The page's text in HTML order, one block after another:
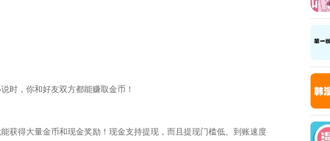
时，你和好友双方都能赚取金币！
获得大量金币和现金奖励！现金支持提现，而且提现门槛低、到账速度